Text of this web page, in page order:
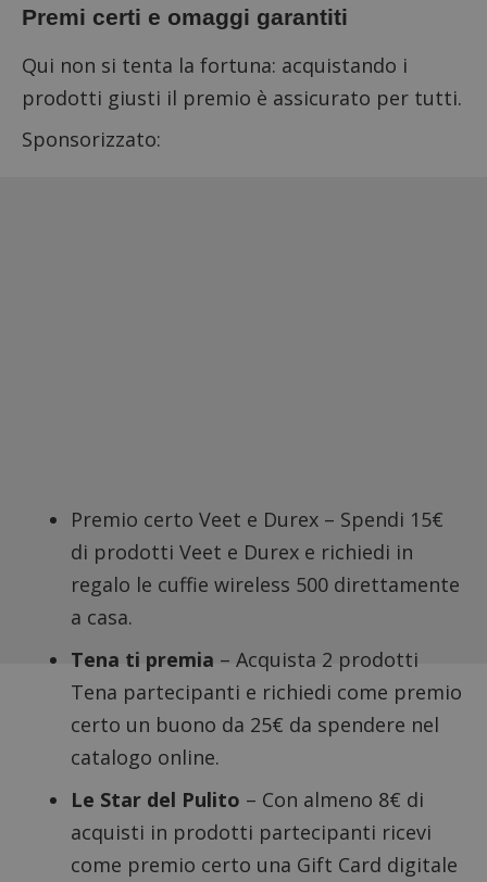
Premi certi e omaggi garantiti
Qui non si tenta la fortuna: acquistando i
prodotti giusti il premio è assicurato per tutti.
Sponsorizzato:
Premio certo Veet e Durex – Spendi 15€
di prodotti Veet e Durex e richiedi in
regalo le cuffie wireless 500 direttamente
a casa.
Tena ti premia – Acquista 2 prodotti
Tena partecipanti e richiedi come premio
certo un buono da 25€ da spendere nel
catalogo online.
Le Star del Pulito – Con almeno 8€ di
acquisti in prodotti partecipanti ricevi
come premio certo una Gift Card digitale